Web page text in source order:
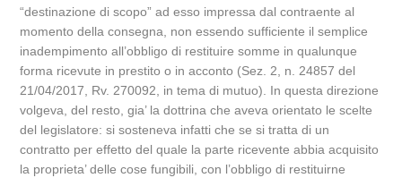
“destinazione di scopo” ad esso impressa dal contraente al
momento della consegna, non essendo sufficiente il semplice
inadempimento all’obbligo di restituire somme in qualunque
forma ricevute in prestito o in acconto (Sez. 2, n. 24857 del
21/04/2017, Rv. 270092, in tema di mutuo). In questa direzione
volgeva, del resto, gia’ la dottrina che aveva orientato le scelte
del legislatore: si sosteneva infatti che se si tratta di un
contratto per effetto del quale la parte ricevente abbia acquisito
la proprieta’ delle cose fungibili, con l’obbligo di restituirne